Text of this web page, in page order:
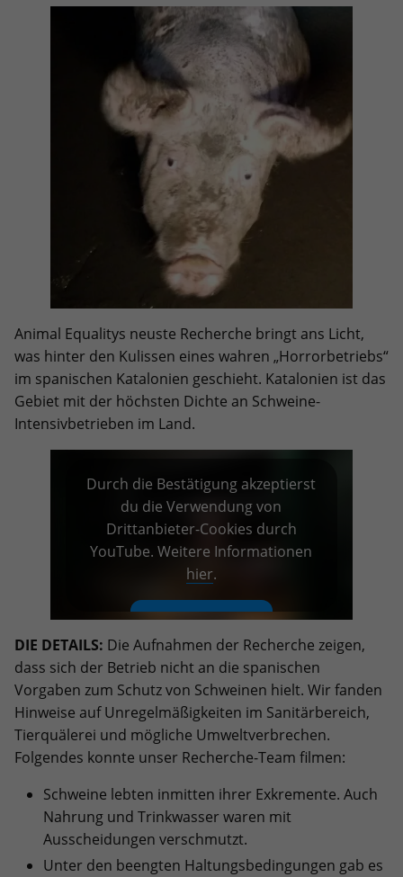
Animal Equalitys neuste Recherche bringt ans Licht,
was hinter den Kulissen eines wahren „Horrorbetriebs“
im spanischen Katalonien geschieht. Katalonien ist das
Gebiet mit der höchsten Dichte an Schweine-
Intensivbetrieben im Land.
Durch die Bestätigung akzeptierst
du die Verwendung von
Drittanbieter-Cookies durch
YouTube. Weitere Informationen
hier.
INHALT LADEN
Inhalte dieses Anbieters immer
laden
DIE DETAILS: Die Aufnahmen der Recherche zeigen,
dass sich der Betrieb nicht an die spanischen
Vorgaben zum Schutz von Schweinen hielt. Wir fanden
Hinweise auf Unregelmäßigkeiten im Sanitärbereich,
Tierquälerei und mögliche Umweltverbrechen.
Folgendes konnte unser Recherche-Team filmen:
Schweine lebten inmitten ihrer Exkremente. Auch
Nahrung und Trinkwasser waren mit
Ausscheidungen verschmutzt.
Unter den beengten Haltungsbedingungen gab es